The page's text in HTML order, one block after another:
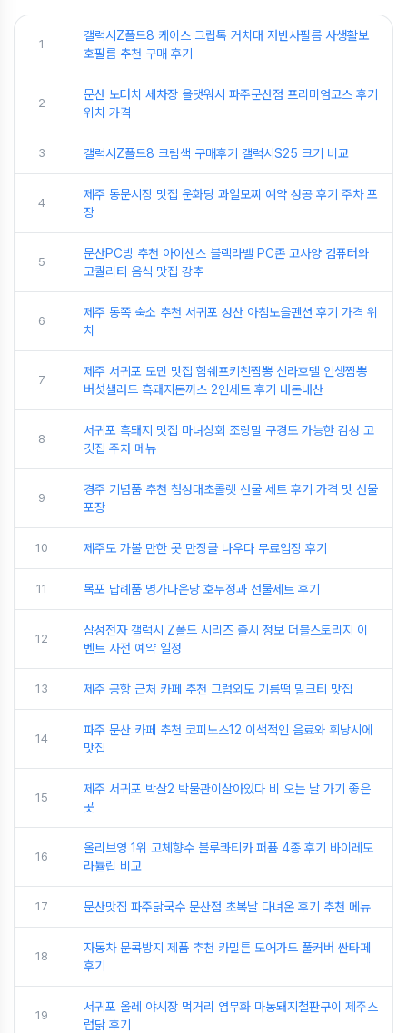
1
갤럭시Z폴드8 케이스 그립톡 거치대 저반사필름 사생활보
호필름 추천 구매 후기
2
문산 노터치 세차장 올댓워시 파주문산점 프리미엄코스 후기
위치 가격
3 갤럭시Z폴드8 크림색 구매후기 갤럭시S25 크기 비교
4
제주 동문시장 맛집 운화당 과일모찌 예약 성공 후기 주차 포
장
5
문산PC방 추천 아이센스 블랙라벨 PC존 고사양 컴퓨터와
고퀄리티 음식 맛집 강추
6
제주 동쪽 숙소 추천 서귀포 성산 아침노을펜션 후기 가격 위
치
7
제주 서귀포 도민 맛집 함쉐프키친짬뽕 신라호텔 인생짬뽕
버섯샐러드 흑돼지돈까스 2인세트 후기 내돈내산
8
서귀포 흑돼지 맛집 마녀상회 조랑말 구경도 가능한 감성 고
깃집 주차 메뉴
9
경주 기념품 추천 첨성대초콜렛 선물 세트 후기 가격 맛 선물
포장
10 제주도 가볼 만한 곳 만장굴 나우다 무료입장 후기
11 목포 답례품 명가다온당 호두정과 선물세트 후기
12
삼성전자 갤럭시 Z폴드 시리즈 출시 정보 더블스토리지 이
벤트 사전 예약 일정
13 제주 공항 근처 카페 추천 그럼외도 기름떡 밀크티 맛집
14
파주 문산 카페 추천 코피노스12 이색적인 음료와 휘낭시에
맛집
15
제주 서귀포 박살2 박물관이살아있다 비 오는 날 가기 좋은
곳
16
올리브영 1위 고체향수 블루콰티카 퍼퓸 4종 후기 바이레도
라튤립 비교
17 문산맛집 파주닭국수 문산점 초복날 다녀온 후기 추천 메뉴
18
자동차 문콕방지 제품 추천 카밀튼 도어가드 풀커버 싼타페
후기
19
서귀포 올레 야시장 먹거리 염무화 마농돼지철판구이 제주스
럽닭 후기